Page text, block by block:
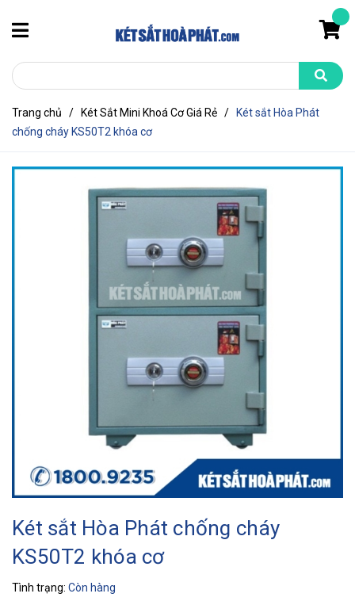
Trang chủ / Két Sắt Mini Khoá Cơ Giá Rẻ /
Két sắt Hòa Phát
chống cháy KS50T2 khóa cơ
Két sắt Hòa Phát chống cháy
KS50T2 khóa cơ
Tình trạng: Còn hàng